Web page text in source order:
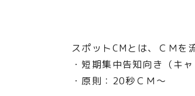
スポットCMとは、ＣＭを
短期集中告知向き（キ
原則：20秒ＣＭ～